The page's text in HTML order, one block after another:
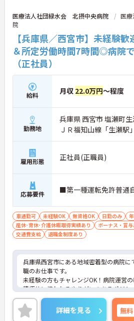
医療法人社団緑水会 北摂中央病院
医
院
【兵庫県／西宮市】未経験
＆所定労働時間7時間◎病院
（正社員）
給料 月収 22.0万円～程度
勤務地
兵庫県 西宮市 塩瀬町
ＪＲ福知山線「生瀬駅
雇用形態 正社員(正職員)
応募要件 ■第一種運転免許普通
車通勤可 未経験OK 無資格OK 日勤のみ
産休･育休･介護休暇取得実績あり
ボーナス・賞与
交通費支給
退職金制度あり
兵庫県西宮市にある地域密着型の病院に
職のお仕事です。
未経験の方もチャレンジOK！病院運営
積極的に携われるやりがいのあるポジシ
ご興味ある方には、面接対策ポイントな
詳細をお話しいたしますのでお気軽にご
い。
詳細を見る 無料